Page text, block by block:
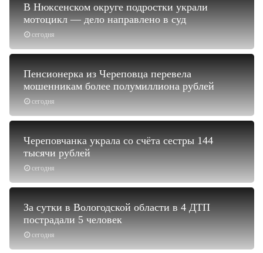
сегодня
В Нюксенском округе подростки украли
мотоцикл — дело направлено в суд
сегодня
Пенсионерка из Череповца перевела
мошенникам более полумиллиона рублей
сегодня
Череповчанка украла со счёта сестры 144
тысячи рублей
сегодня
За сутки в Вологодской области в 4 ДТП
пострадали 5 человек